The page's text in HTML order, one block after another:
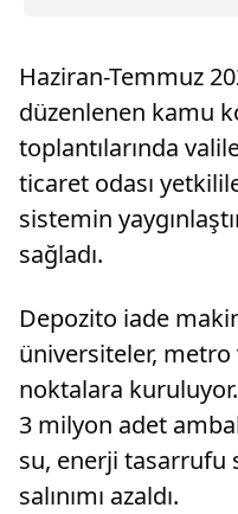
Haziran-Temmuz
düzenlenen kamu
toplantılarında
ticaret odası
sistemin
sağladı.
Depozito iade
üniversiteler, metro
noktalara
3 milyon adet
su, enerji tasarrufu
salınımı azaldı.